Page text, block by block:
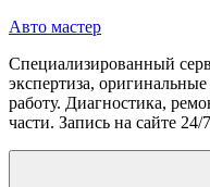
Перейти
содержимому
Авто мастер
Специализированный
экспертиза,
работу. Диагностика,
части. Запись на сайте 24/